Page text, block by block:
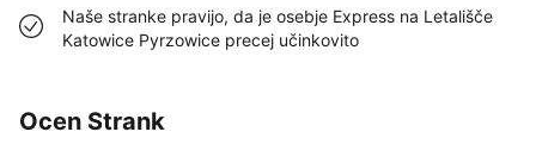
Naše stranke pravijo, da je osebje Express na Letališče
Katowice Pyrzowice precej učinkovito
Ocen Strank